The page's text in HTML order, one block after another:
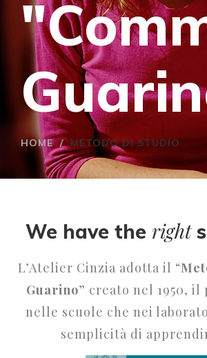
HOME / METODO DI STUDIO
We have the right
L’Atelier Cinzia adotta il “
Guarino” creato nel 1950, il
nelle scuole che nei
semplicità di